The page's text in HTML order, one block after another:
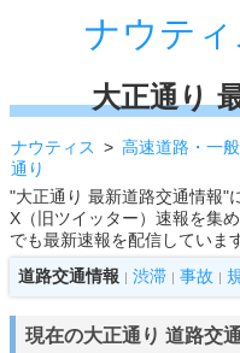
ナウティ
大正通り
ナウティス 高速道路・一
通り
"大正通り 最新道路交通情報"
X（旧ツイッター）速報を集
でも最新速報を配信していま
道路交通情報
渋滞 事故
現在の大正通り 道路交